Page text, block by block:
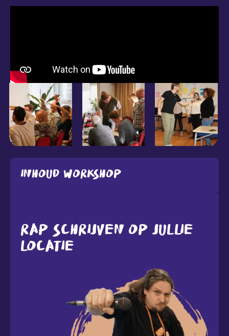
Inhoud workshop
RAP SCHRIJVEN OP JULLIE
LOCATIE